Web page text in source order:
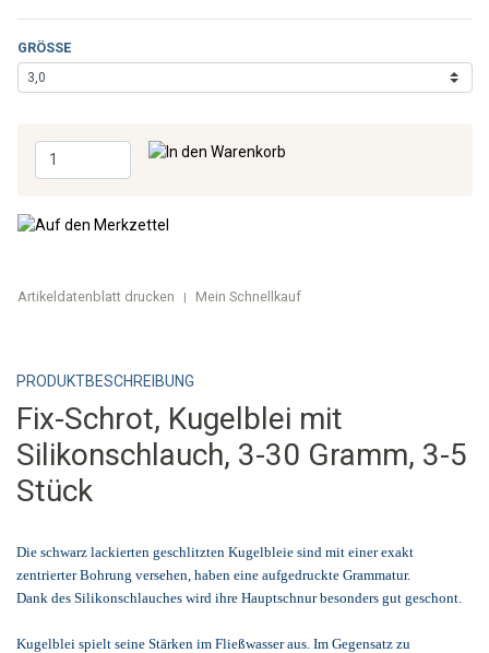
GRÖSSE
Artikeldatenblatt drucken | Mein Schnellkauf
PRODUKTBESCHREIBUNG
Fix-Schrot, Kugelblei mit
Silikonschlauch, 3-30 Gramm, 3-5
Stück
Die schwarz lackierten geschlitzten Kugelbleie sind mit einer exakt
zentrierter Bohrung versehen, haben eine aufgedruckte Grammatur.
Dank des Silikonschlauches wird ihre Hauptschnur besonders gut geschont.
Kugelblei spielt seine Stärken im Fließwasser aus. Im Gegensatz zu